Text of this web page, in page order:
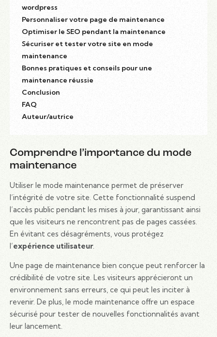
wordpress
Personnaliser votre page de maintenance
Optimiser le SEO pendant la maintenance
Sécuriser et tester votre site en mode
maintenance
Bonnes pratiques et conseils pour une
maintenance réussie
Conclusion
FAQ
Auteur/autrice
Comprendre l’importance du mode
maintenance
Utiliser le mode maintenance permet de préserver
l’intégrité de votre site. Cette fonctionnalité suspend
l’accès public pendant les mises à jour, garantissant ainsi
que les visiteurs ne rencontrent pas de pages cassées.
En évitant ces désagréments, vous protégez
l’expérience utilisateur.
Une page de maintenance bien conçue peut renforcer la
crédibilité de votre site. Les visiteurs apprécieront un
environnement sans erreurs, ce qui peut les inciter à
revenir. De plus, le mode maintenance offre un espace
sécurisé pour tester de nouvelles fonctionnalités avant
leur lancement.